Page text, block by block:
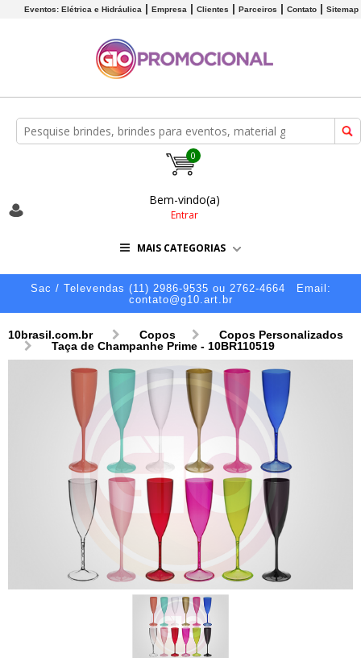
Eventos: Elétrica e Hidráulica Empresa Clientes Parceiros Contato Sitemap
0
Bem-vindo(a)
Entrar
MAIS CATEGORIAS
Sac / Televendas (11) 2986-9535 ou 2762-4664
Email:
contato@g10.art.br
10brasil.com.br Copos
Copos Personalizados
Taça de Champanhe Prime - 10BR110519